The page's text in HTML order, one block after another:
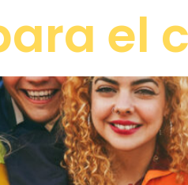
el